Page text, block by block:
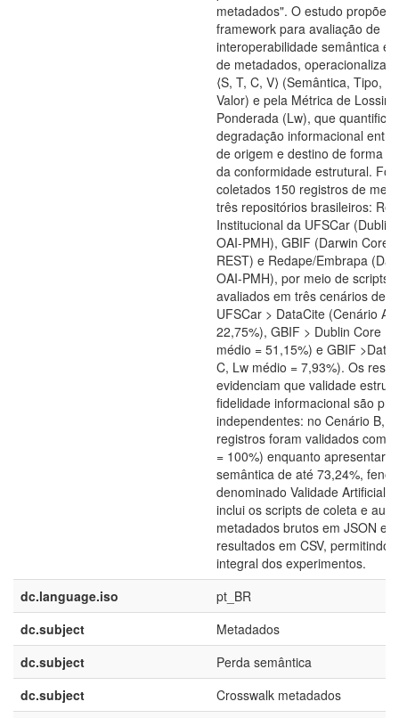
metadados". O estudo propõe
framework para avaliação de
interoperabilidade semântica
de metadados,
⟨S, T, C, V⟩ (Semântica, Tipo,
Valor) e pela Métrica de
Ponderada (Lw), que quantifica
degradação informacional
de origem e destino de forma
da conformidade estrutural.
coletados 150 registros de
três repositórios brasileiros:
Institucional da UFSCar (Dublin
OAI-PMH), GBIF (Darwin Core/
REST) e Redape/Embrapa
OAI-PMH), por meio de scripts
avaliados em três cenários de
UFSCar > DataCite (Cenário A,
22,75%), GBIF > Dublin Core
médio = 51,15%) e GBIF
C, Lw médio = 7,93%). Os
evidenciam que validade
fidelidade informacional são
independentes: no Cenário B,
registros foram validados com
= 100%) enquanto
semântica de até 73,24%,
denominado Validade Artificial.
inclui os scripts de coleta e
metadados brutos em JSON e
resultados em CSV, permitindo
integral dos experimentos.
dc.language.iso
pt_BR
dc.subject
Metadados
dc.subject
Perda semântica
dc.subject
Crosswalk metadados